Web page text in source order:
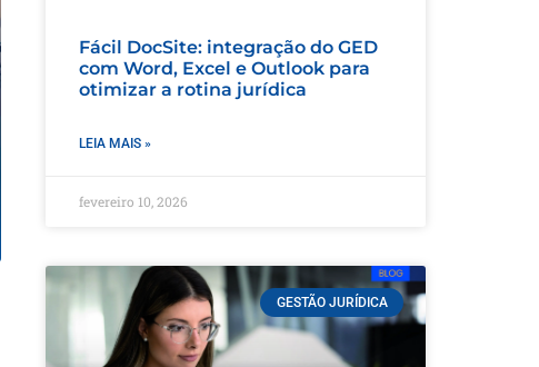
Fácil DocSite: integração do GED
com Word, Excel e Outlook para
otimizar a rotina jurídica
LEIA MAIS »
fevereiro 10, 2026
GESTÃO JURÍDICA